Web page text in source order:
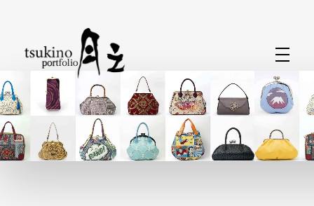
月之バッグのPortfolio